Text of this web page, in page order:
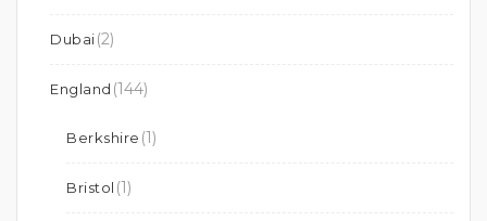
Dubai(2)
England (144)
Berkshire (1)
Bristol (1)